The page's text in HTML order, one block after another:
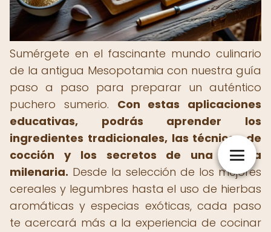
Sumérgete en el fascinante mundo culinario
de la antigua Mesopotamia con nuestra guía
paso a paso para preparar un auténtico
puchero sumerio. Con estas aplicaciones
educativas, podrás aprender los
ingredientes tradicionales, las técnicas de
cocción y los secretos de una receta
milenaria. Desde la selección de los mejores
cereales y legumbres hasta el uso de hierbas
aromáticas y especias exóticas, cada paso
te acercará más a la experiencia de cocinar